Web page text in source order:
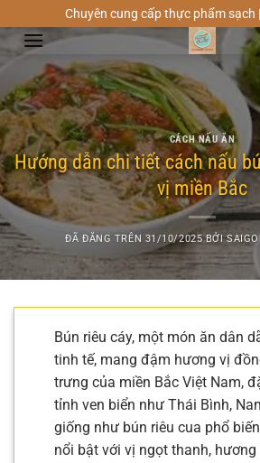
đến
nội
dung
Chuyên cung cấp thực phẩm sạch
CÁCH NẤU ĂN
Hướng dẫn chi tiết cách nấu
vị miền Bắc
ĐÃ ĐĂNG TRÊN 31/10/2025 BỞI
Bún riêu cáy, một món ăn dân
tinh tế, mang đậm hương vị
trưng của miền Bắc Việt Nam,
tỉnh ven biển như Thái Bình,
giống như bún riêu cua phổ
nổi bật với vị ngọt thanh,